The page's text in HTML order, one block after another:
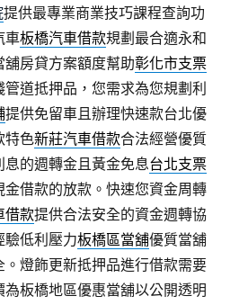
提供最專業商業技巧課程查詢功
車板橋汽車借款規劃最合適永和
房貸方案額度幫助彰化市支票
道抵押品，您需求為您規劃利
提供免留車且辦理快速款台北優
特色新莊汽車借款合法經營優質
的週轉金且黃金免息台北支票
金借款的放款。快速您資金周轉
借款提供合法安全的資金週轉協
驗低利壓力板橋區當舖優質當舖
燈飾更新抵押品進行借款需要
為板橋地區優惠當舖以公開透明